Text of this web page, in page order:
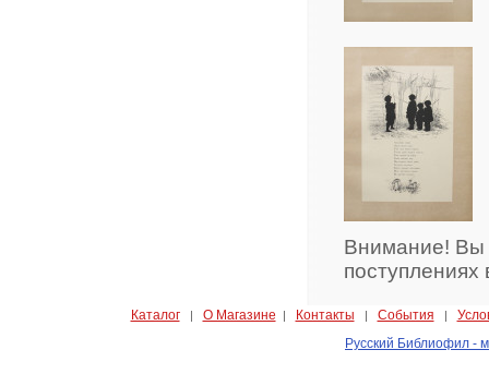
Внимание! Вы
Каталог| О Магазине | Контакты | События |
Русский Библиофил -